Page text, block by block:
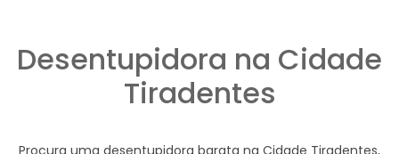
Desentupidora na Cidade
Tiradentes